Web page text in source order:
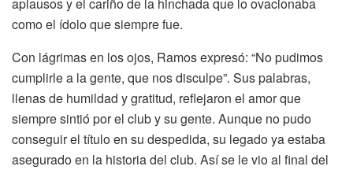
aplausos y el cariño de la hinchada que lo ovacionaba
como el ídolo que siempre fue.
Con lágrimas en los ojos, Ramos expresó: “No pudimos
cumplirle a la gente, que nos disculpe”. Sus palabras,
llenas de humildad y gratitud, reflejaron el amor que
siempre sintió por el club y su gente. Aunque no pudo
conseguir el título en su despedida, su legado ya estaba
asegurado en la historia del club. Así se le vio al final del